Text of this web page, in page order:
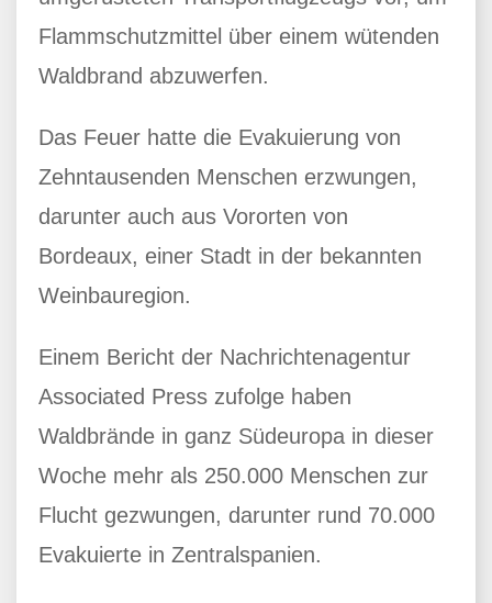
Flammschutzmittel über einem wütenden
Waldbrand abzuwerfen.
Das Feuer hatte die Evakuierung von
Zehntausenden Menschen erzwungen,
darunter auch aus Vororten von
Bordeaux, einer Stadt in der bekannten
Weinbauregion.
Einem Bericht der Nachrichtenagentur
Associated Press zufolge haben
Waldbrände in ganz Südeuropa in dieser
Woche mehr als 250.000 Menschen zur
Flucht gezwungen, darunter rund 70.000
Evakuierte in Zentralspanien.